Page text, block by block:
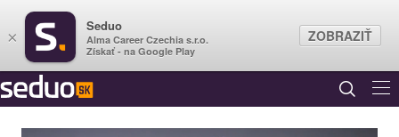
×
Seduo
Alma Career Czechia s.r.o.
Získať - na Google Play
ZOBRAZIŤ